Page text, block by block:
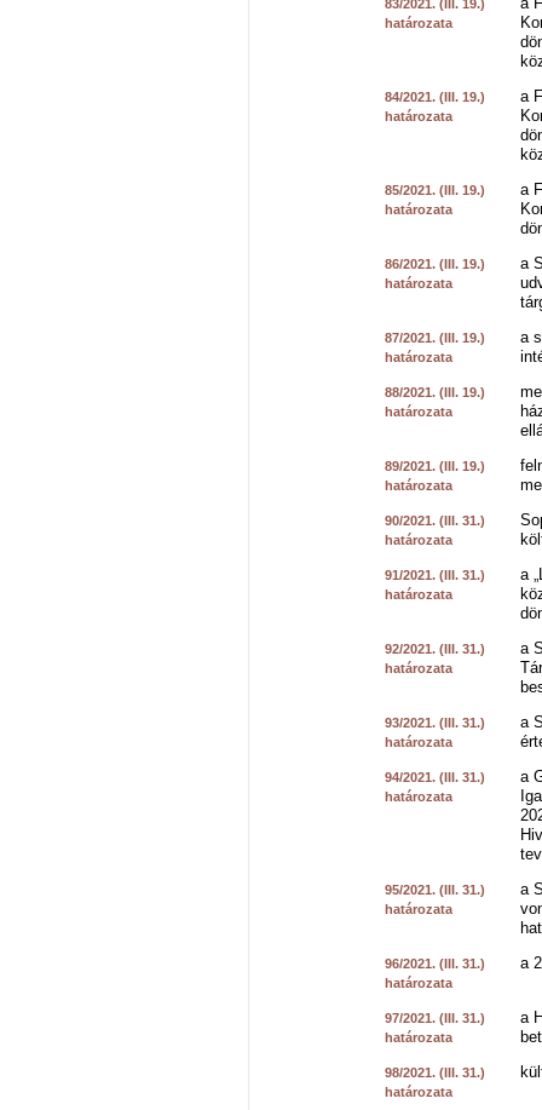
83/2021. (III. 19.)
határozata
84/2021. (III. 19.)
határozata
a
85/2021. (III. 19.)
határozata
a
86/2021. (III. 19.)
határozata
a
87/2021. (III. 19.)
határozata
a
88/2021. (III. 19.)
határozata
89/2021. (III. 19.)
határozata
90/2021. (III. 31.)
határozata
91/2021. (III. 31.)
határozata
a
92/2021. (III. 31.)
határozata
a
93/2021. (III. 31.)
határozata
a
94/2021. (III. 31.)
határozata
a
95/2021. (III. 31.)
határozata
a
96/2021. (III. 31.)
határozata
a
97/2021. (III. 31.)
határozata
a
98/2021. (III. 31.)
határozata